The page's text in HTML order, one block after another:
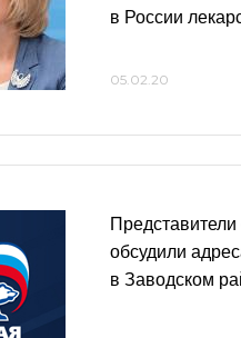
в России
05.02.20
обсудили
в Заводском